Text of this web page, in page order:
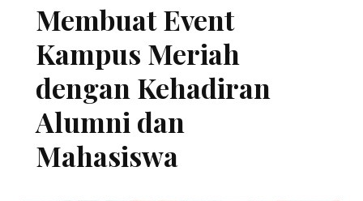
Membuat Event
Kampus Meriah
dengan Kehadiran
Alumni dan
Mahasiswa